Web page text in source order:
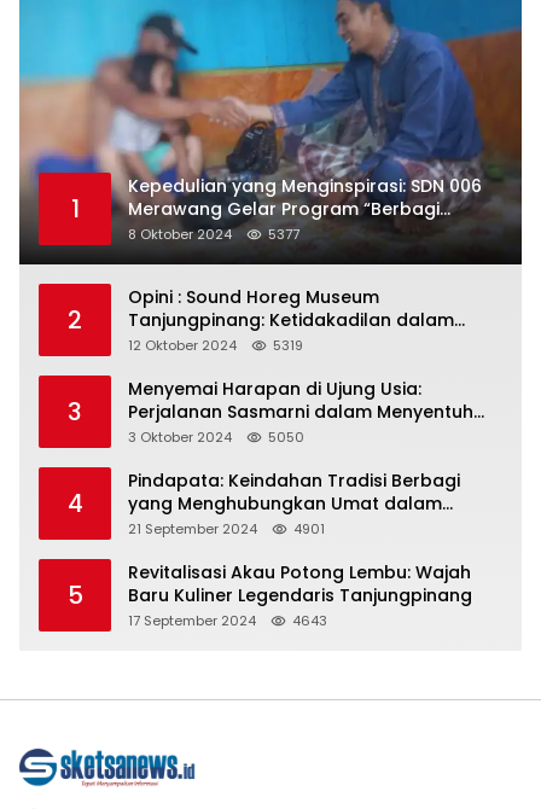
1
Kepedulian yang Menginspirasi: SDN 006
Merawang Gelar Program “Berbagi
Segenggam Beras”
8 Oktober 2024 5377
2
Opini : Sound Horeg Museum
Tanjungpinang: Ketidakadilan dalam
Representasi
12 Oktober 2024 5319
3
Menyemai Harapan di Ujung Usia:
Perjalanan Sasmarni dalam Menyentuh
Hati dan Jiwa
3 Oktober 2024 5050
4
Pindapata: Keindahan Tradisi Berbagi
yang Menghubungkan Umat dalam
Spiritualitas dan Kebersamaan dalam
21 September 2024 4901
5
Revitalisasi Akau Potong Lembu: Wajah
Baru Kuliner Legendaris Tanjungpinang
17 September 2024 4643